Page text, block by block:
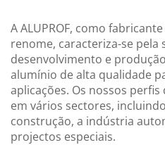
A ALUPROF, como
renome, caracteriza-se pela
desenvolvimento e
alumínio de alta qualidade
aplicações. Os nossos
em vários sectores,
construção, a indústria
projectos especiais.